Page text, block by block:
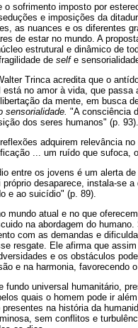
sofrimento imposto por
e imposições da
as nuances e os diferentes
de estar no mundo. A
estrutural e dinâmico de
de selfe
Trinca acredita que o
no amor à vida, que
da mente, em busca
sensorialidade. "A consciência
dos seres humanos" (p. 93).
adquirem relevância
... um ruído que sufoca,
entre os jovens é um alerta
desaparece, instala-se
e ao suicídio" (p. 89).
mundo atual e no que
na abordagem do
com as demandas e
resgate. Ele afirma que
e os obstáculos
e na harmonia, favorecendo
fundo universal humanitário,
quais o homem pode ir
na história da
sem conflitos e